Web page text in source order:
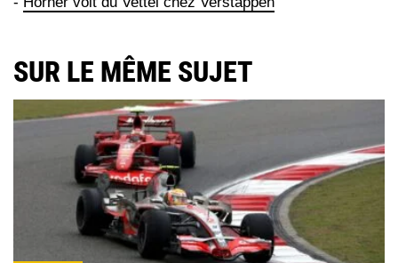
SUR LE MÊME SUJET